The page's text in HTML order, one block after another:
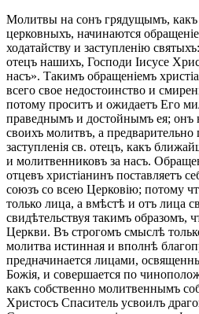
Молитвы на сонъ грядущымъ, какъ
церковныхъ, начинаются
ходатайству и заступленію
отецъ нашихъ, Господи Іисусе
насъ». Такимъ обращеніемъ
всего свое недостоинство и
потому проситъ и ожидаетъ Его
праведнымъ и достойнымъ ея; онъ
своихъ молитвъ, а предварительно
заступленія св. отецъ, какъ
и молитвенниковъ за насъ.
отцевъ христіанинъ поставляетъ
союзъ со всею Церковію; потому
только лица, а вмѣстѣ и отъ лица
свидѣтельствуя такимъ образомъ,
Церкви. Въ строгомъ смыслѣ
молитва истинная и вполнѣ
предначинается лицами,
Божія, и совершается по
какъ собственно молитвеннымъ
Христосъ Спаситель усвоилъ